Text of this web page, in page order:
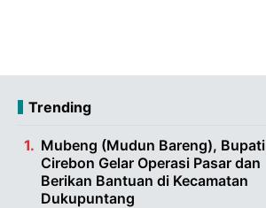
Trending
Mubeng (Mudun Bareng), Bupati
Cirebon Gelar Operasi Pasar dan
Berikan Bantuan di Kecamatan
Dukupuntang